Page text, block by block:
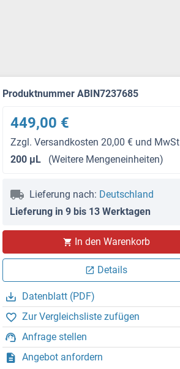
Produktnummer ABIN7237685
449,00 €
Zzgl. Versandkosten 20,00 € und MwSt
200 μL
(Weitere Mengeneinheiten)
Lieferung nach: Deutschland
Lieferung in 9 bis 13 Werktagen
In den Warenkorb
Details
Datenblatt (PDF)
Zur Vergleichsliste zufügen
Anfrage stellen
Angebot anfordern